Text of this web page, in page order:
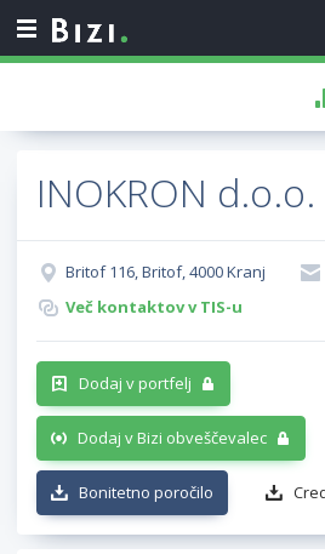
INOKRON d.o.o.
Britof 116, Britof, 4000 Kranj
Več kontaktov v TIS-u
Dodaj v portfelj
Dodaj v Bizi obveščevalec
Bonitetno poročilo